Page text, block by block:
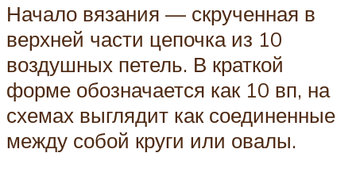
Начало вязания — скрученная в
верхней части цепочка из 10
воздушных петель. В краткой
форме обозначается как 10 вп, на
схемах выглядит как соединенные
между собой круги или овалы.